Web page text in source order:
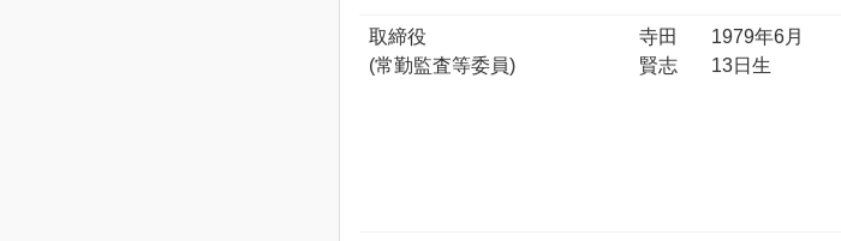
取締役
(常勤監査等委員)
寺田
賢志
1979年6月
13日生